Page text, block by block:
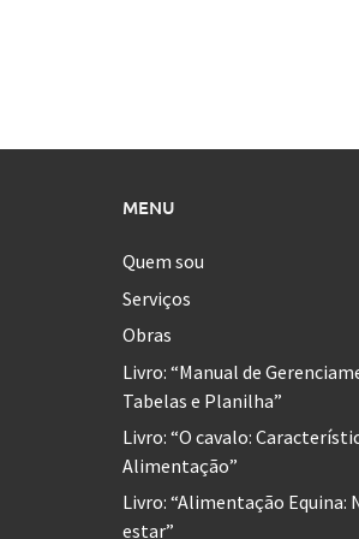
MENU
Quem sou
Serviços
Obras
Livro: “Manual de
Tabelas e Planilha”
Livro: “O cavalo:
Alimentação”
Livro: “Alimentação Equina:
estar”